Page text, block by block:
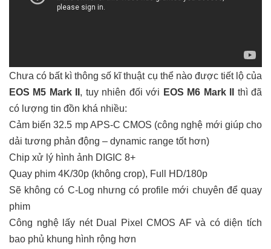
Chưa có bất kì thông số kĩ thuật cụ thể nào được tiết lộ của
EOS M5 Mark II , tuy nhiên đối với EOS M6 Mark II
thì đã
có lượng tin đồn khá nhiều:
Cảm biến 32.5 mp APS-C CMOS (công nghệ mới giúp cho
dải tương phản động – dynamic range tốt hơn)
Chip xử lý hình ảnh DIGIC 8+
Quay phim 4K/30p (không crop), Full HD/180p
Sẽ không có C-Log nhưng có profile mới chuyên để quay
phim
Công nghệ lấy nét Dual Pixel CMOS AF và có diện tích
bao phủ khung hình rộng hơn